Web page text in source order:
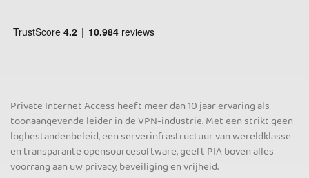
Private Internet Access heeft meer dan 10 jaar ervaring als
toonaangevende leider in de VPN-industrie. Met een strikt geen
logbestandenbeleid, een serverinfrastructuur van wereldklasse
en transparante opensourcesoftware, geeft PIA boven alles
voorrang aan uw privacy, beveiliging en vrijheid.